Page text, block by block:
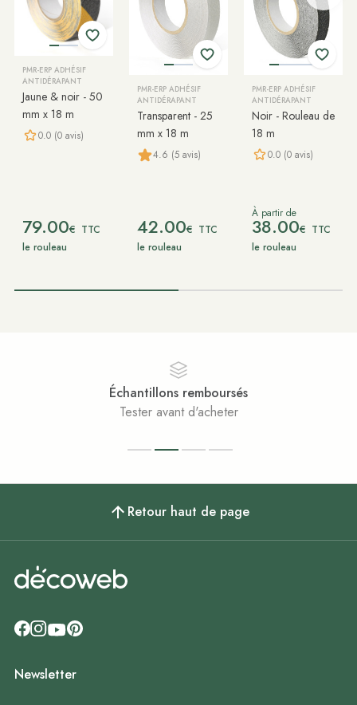
PMR-ERP ADHÉSIF
ANTIDÉRAPANT
Jaune & noir - 50
mm x 18 m
0.0 (0 avis)
79.00€ TTC
le rouleau
PMR-ERP ADHÉSIF
ANTIDÉRAPANT
Transparent - 25
mm x 18 m
4.6 (5 avis)
42.00€ TTC
le rouleau
PMR-ERP ADHÉSIF
ANTIDÉRAPANT
Noir - Rouleau de
18 m
0.0 (0 avis)
À partir de
38.00€ TTC
le rouleau
Retour haut de page
Newsletter